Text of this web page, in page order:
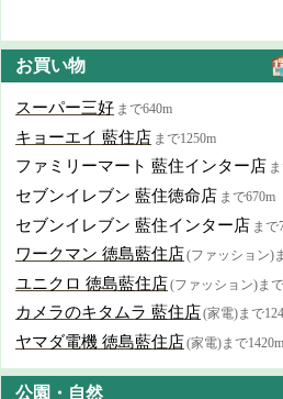
お買い物
スーパー三好 まで640m
キョーエイ 藍住店 まで1250m
ファミリーマート 藍住インター店
セブンイレブン 藍住徳命店 まで670m
セブンイレブン 藍住インター店 まで
ワークマン 徳島藍住店(ファッション)
ユニクロ 徳島藍住店(ファッション)ま
カメラのキタムラ 藍住店(家電)まで
ヤマダ電機 徳島藍住店(家電)まで1420m
公園・自然